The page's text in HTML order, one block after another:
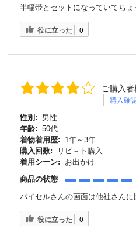
半幅帯とセットになっていてち
役に立った 0
ご購入者
購入確
性別:
男性
年齢: 50代
着物着用歴:
1年～3年
購入回数:
リピ－ト購入
着用シーン:
お出かけ
商品の状態
バイセルさんの画面は他社さん
役に立った 0